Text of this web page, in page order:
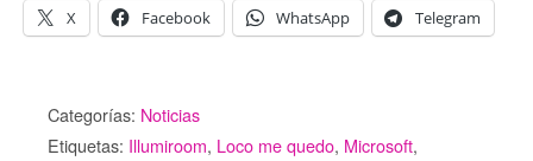
X Facebook WhatsApp Telegram
Categorías: Noticias
Etiquetas: Illumiroom, Loco me quedo, Microsoft,